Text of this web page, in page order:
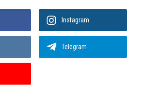
Instagram
Telegram